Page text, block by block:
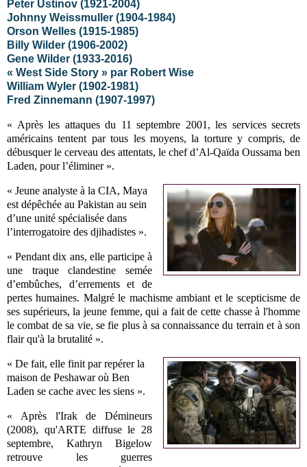
Peter Ustinov (1921-2004)
Johnny Weissmuller (1904-1984)
Orson Welles (1915-1985)
Billy Wilder (1906-2002)
Gene Wilder (1933-2016)
« West Side Story » par Robert Wise
William Wyler (1902-1981)
Fred Zinnemann (1907-1997)
« Après les attaques du 11 septembre 2001, les services secrets
américains tentent par tous les moyens, la torture y compris, de
débusquer le cerveau des attentats, le chef d’Al-Qaïda Oussama ben
Laden, pour l’éliminer ».
« Jeune analyste à la CIA, Maya
est dépêchée au Pakistan au sein
d’une unité spécialisée dans
l’interrogatoire des djihadistes ».
« Pendant dix ans, elle participe à
une traque clandestine semée
d’embûches, d’errements et de
pertes humaines. Malgré le machisme ambiant et le scepticisme de
ses supérieurs, la jeune femme, qui a fait de cette chasse à l'homme
le combat de sa vie, se fie plus à sa connaissance du terrain et à son
flair qu'à la brutalité ».
« De fait, elle finit par repérer la
maison de Peshawar où Ben
Laden se cache avec les siens ».
« Après l'Irak de Démineurs
(2008), qu'ARTE diffuse le 28
septembre, Kathryn Bigelow
retrouve les guerres